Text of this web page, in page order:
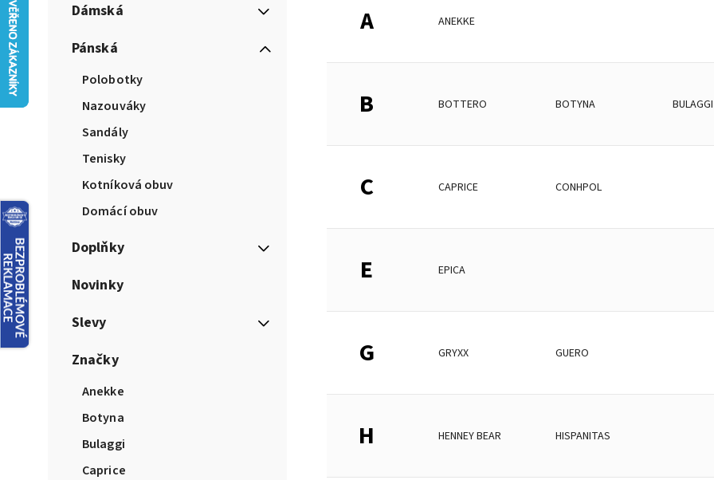
Dámská
Pánská
Polobotky
Nazouváky
Sandály
Tenisky
Kotníková obuv
Domácí obuv
Doplňky
Novinky
Slevy
Značky
Anekke
Botyna
Bulaggi
Caprice
A ANEKKE
B BOTTERO BOTYNA BULAGGI
C CAPRICE CONHPOL
E EPICA
G GRYXX GUERO
H HENNEY BEAR HISPANITAS